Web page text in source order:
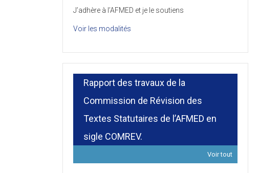
J’adhère à l’AFMED et je le soutiens
Voir les modalités
Rapport des travaux de la
Commission de Révision des
Textes Statutaires de l’AFMED en
sigle COMREV.
Voir tout